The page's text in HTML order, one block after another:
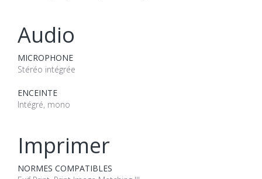
Audio
MICROPHONE
Stéréo intégrée
ENCEINTE
Intégré, mono
Imprimer
NORMES COMPATIBLES